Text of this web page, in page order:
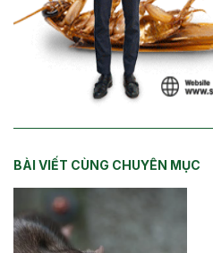
BÀI VIẾT CÙNG CHUYÊN MỤC